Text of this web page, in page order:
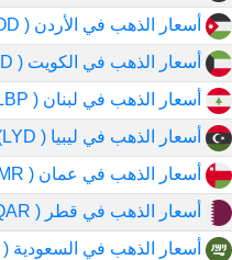
أسعار الذهب في الأردن ( JOD)
أسعار الذهب في الكويت ( KWD)
أسعار الذهب في لبنان ( LBP)
أسعار الذهب في ليبيا ( LYD)
أسعار الذهب في عمان ( OMR)
أسعار الذهب في قطر ( QAR)
أسعار الذهب في السعودية ( SAR)